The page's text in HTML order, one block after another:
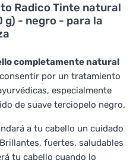
Radico Tinte natural
g) - negro - para la
completamente natural
por un tratamiento
especialmente
de suave terciopelo negro.
a tu cabello un cuidado
fuertes, saludables
tu cabello cuando lo